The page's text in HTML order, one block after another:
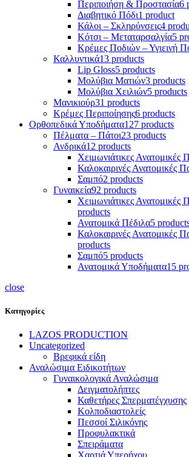
Περιποιήση & Προστασία6
Διαβητικό Πόδι1 product
Κάλοι – Σκληρύνσεις4
Κότσι – Μεταταρσαλγία5
Κρέμες Ποδιών – Υγιεινή
Καλλυντικά13 products
Lip Gloss5 products
Μολύβια Ματιών3 products
Μολύβια Χειλιών5 products
Μανικιούρ31 products
Κρέμες Περιποίησης6 products
Ορθοπεδικά Υποδήματα127 products
Πέλματα – Πάτοι23 products
Ανδρικά12 products
Χειμωνιάτικες Ανατομικές
Καλοκαιρινές Ανατομικές
Σαμπό2 products
Γυναικεία92 products
Χειμωνιάτικες Ανατομικές
products
Ανατομικά Πέδιλα5
Καλοκαιρινές Ανατομικές
products
Σαμπό5 products
Ανατομικά Υποδήματα15
close
Κατηγορίες
LAZOS PRODUCTION
Uncategorized
Βρεφικά είδη
Αναλώσιμα Ειδικοτήτων
Γυναικολογικά Αναλώσιμα
Δειγματολήπτες
Καθετήρες Σπερματέγχυσης
Κολποδιαστολείς
Πεσσοί Σιλικόνης
Προφυλακτικά
Σπειράματα
Χαρτιά Υπερήχου